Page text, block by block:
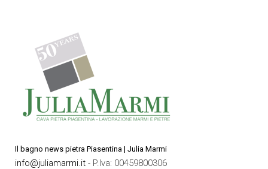
Il bagno news pietra Piasentina | Julia Marmi
info@juliamarmi.it - P.Iva: 00459800306